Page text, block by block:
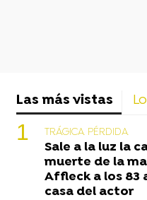
Las más vistas
TRÁGICA PÉRDIDA
Sale a la luz la
muerte de la
Affleck a los 83
casa del actor